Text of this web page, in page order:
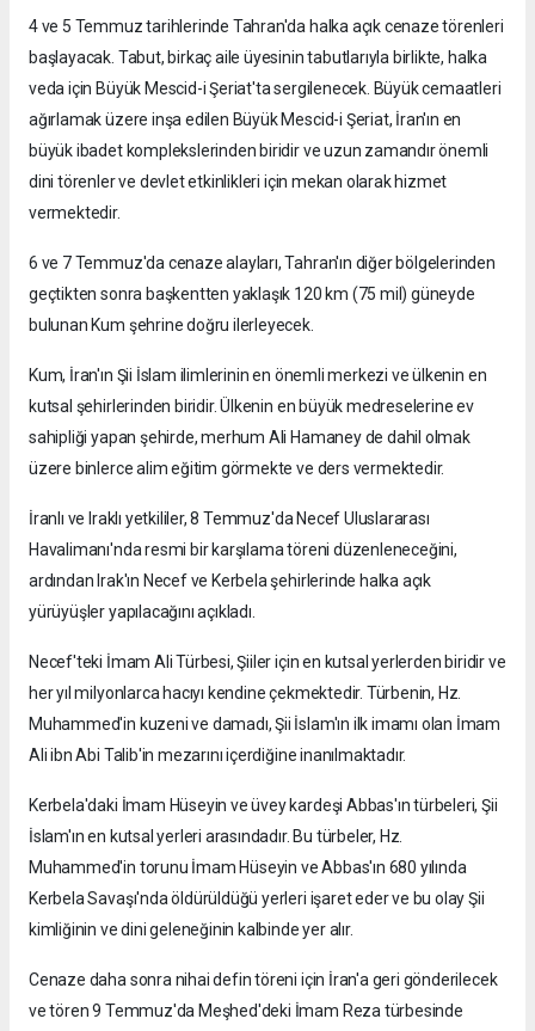
4 ve 5 Temmuz tarihlerinde Tahran'da halka açık cenaze törenleri
başlayacak. Tabut, birkaç aile üyesinin tabutlarıyla birlikte, halka
veda için Büyük Mescid-i Şeriat'ta sergilenecek. Büyük cemaatleri
ağırlamak üzere inşa edilen Büyük Mescid-i Şeriat, İran'ın en
büyük ibadet komplekslerinden biridir ve uzun zamandır önemli
dini törenler ve devlet etkinlikleri için mekan olarak hizmet
vermektedir.
6 ve 7 Temmuz'da cenaze alayları, Tahran'ın diğer bölgelerinden
geçtikten sonra başkentten yaklaşık 120 km (75 mil) güneyde
bulunan Kum şehrine doğru ilerleyecek.
Kum, İran'ın Şii İslam ilimlerinin en önemli merkezi ve ülkenin en
kutsal şehirlerinden biridir. Ülkenin en büyük medreselerine ev
sahipliği yapan şehirde, merhum Ali Hamaney de dahil olmak
üzere binlerce alim eğitim görmekte ve ders vermektedir.
İranlı ve Iraklı yetkililer, 8 Temmuz'da Necef Uluslararası
Havalimanı'nda resmi bir karşılama töreni düzenleneceğini,
ardından Irak'ın Necef ve Kerbela şehirlerinde halka açık
yürüyüşler yapılacağını açıkladı.
Necef'teki İmam Ali Türbesi, Şiiler için en kutsal yerlerden biridir ve
her yıl milyonlarca hacıyı kendine çekmektedir. Türbenin, Hz.
Muhammed'in kuzeni ve damadı, Şii İslam'ın ilk imamı olan İmam
Ali ibn Abi Talib'in mezarını içerdiğine inanılmaktadır.
Kerbela'daki İmam Hüseyin ve üvey kardeşi Abbas'ın türbeleri, Şii
İslam'ın en kutsal yerleri arasındadır. Bu türbeler, Hz.
Muhammed'in torunu İmam Hüseyin ve Abbas'ın 680 yılında
Kerbela Savaşı'nda öldürüldüğü yerleri işaret eder ve bu olay Şii
kimliğinin ve dini geleneğinin kalbinde yer alır.
Cenaze daha sonra nihai defin töreni için İran'a geri gönderilecek
ve tören 9 Temmuz'da Meşhed'deki İmam Reza türbesinde